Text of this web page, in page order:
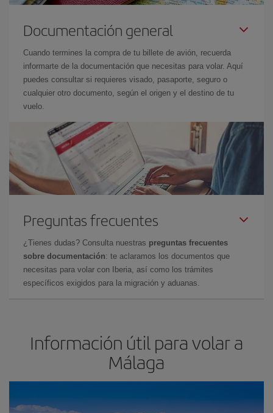
Documentación general
Cuando termines la compra de tu billete de avión, recuerda
informarte de la documentación que necesitas para volar. Aquí
puedes consultar si requieres visado, pasaporte, seguro o
cualquier otro documento, según el origen y el destino de tu
vuelo.
Preguntas frecuentes
¿Tienes dudas? Consulta nuestras preguntas frecuentes
sobre documentación: te aclaramos los documentos que
necesitas para volar con Iberia, así como los trámites
específicos exigidos para la migración y aduanas.
Información útil para volar a
Málaga